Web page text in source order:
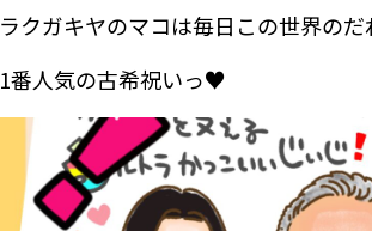
ラクガキヤのマコは毎日この世界の
1番人気の古希祝いっ♥️